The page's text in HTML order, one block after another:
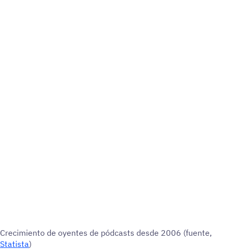
Creci­miento de oyentes de pódcasts desde 2006 (fuente,
Statista)